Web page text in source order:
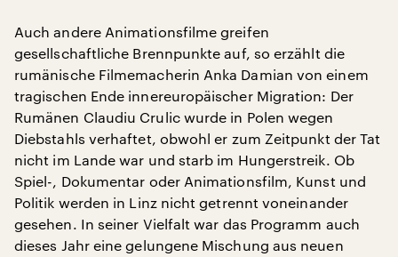
Auch andere Animationsfilme greifen
gesellschaftliche Brennpunkte auf, so erzählt die
rumänische Filmemacherin Anka Damian von einem
tragischen Ende innereuropäischer Migration: Der
Rumänen Claudiu Crulic wurde in Polen wegen
Diebstahls verhaftet, obwohl er zum Zeitpunkt der Tat
nicht im Lande war und starb im Hungerstreik. Ob
Spiel-, Dokumentar oder Animationsfilm, Kunst und
Politik werden in Linz nicht getrennt voneinander
gesehen. In seiner Vielfalt war das Programm auch
dieses Jahr eine gelungene Mischung aus neuen